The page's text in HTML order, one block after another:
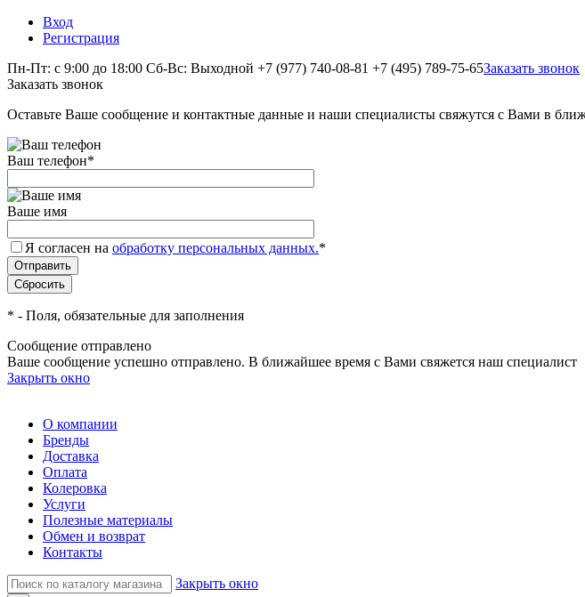
Вход
Регистрация
Пн-Пт: с 9:00 до 18:00 Сб-Вс: Выходной +7 (977) 740-08-81 +7 (495) 789-75-65Заказать звонок
Заказать звонок
Оставьте Ваше сообщение и контактные данные и наши специалисты свяжутся с Вами в
Ваш телефон*
Ваше имя
Я согласен на обработку персональных данных.*
* - Поля, обязательные для заполнения
Сообщение отправлено
Ваше сообщение успешно отправлено. В ближайшее время с Вами свяжется наш специалист
Закрыть окно
О компании
Бренды
Доставка
Оплата
Колеровка
Услуги
Полезные материалы
Обмен и возврат
Контакты
Закрыть окно